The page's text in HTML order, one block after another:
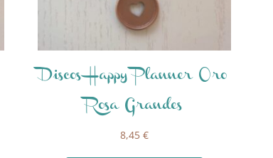
Discos Happy Planner Oro
Rosa Grandes
8,45 €